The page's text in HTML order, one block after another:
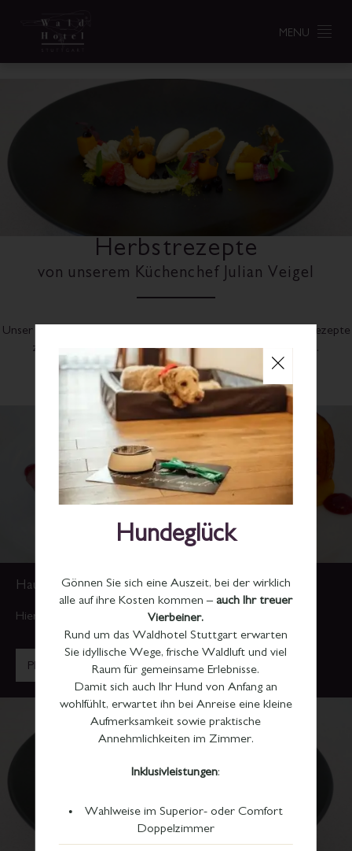
MENU
Herbstrezepte
von unserem Küchenchef Julian Veigel
Unser Küchenchef Julian Veigel stellt Ihnen auf dieser Seite 2 Rezepte
zur Verfügung, welche Sie zu Hause nachkochen können.
Wir wünschen Ihnen viel Spaß und einen guten Appetit.
Hauptgang
Hier finden Sie das Rehrücken-Rezept zum Download
PDF herunterladen [0,25 MB]
Hundeglück
Gönnen Sie sich eine Auszeit, bei der wirklich
alle auf ihre Kosten kommen – auch Ihr treuer
Vierbeiner.
Rund um das Waldhotel Stuttgart erwarten
Sie idyllische Wege, frische Waldluft und viel
Raum für gemeinsame Erlebnisse.
Damit sich auch Ihr Hund von Anfang an
wohlfühlt, erwartet ihn bei Anreise eine kleine
Aufmerksamkeit sowie praktische
Annehmlichkeiten im Zimmer.
Inklusivleistungen:
Wahlweise im Superior- oder Comfort
Doppelzimmer